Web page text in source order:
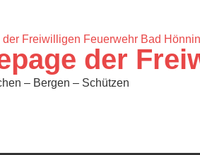
der
– Bergen – Schützen